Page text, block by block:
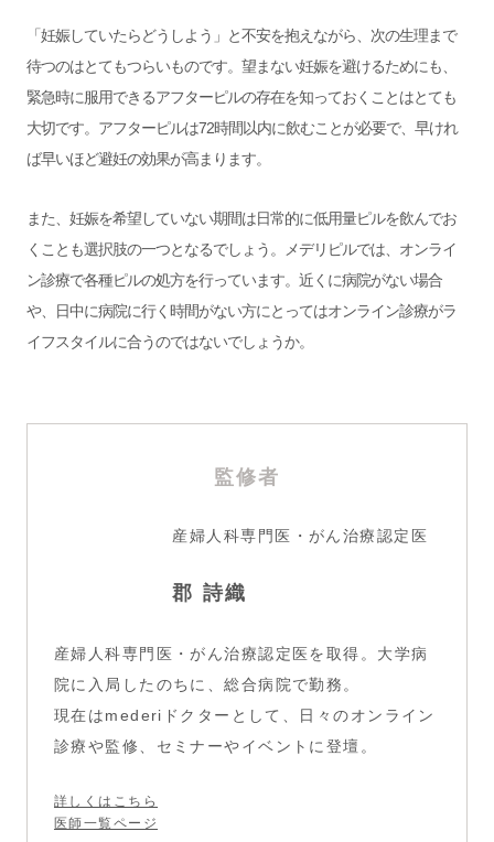
「妊娠していたらどうしよう」と不安を抱えながら、次の生理まで
待つのはとてもつらいものです。望まない妊娠を避けるためにも、
緊急時に服用できるアフターピルの存在を知っておくことはとても
大切です。アフターピルは72時間以内に飲むことが必要で、早けれ
ば早いほど避妊の効果が高まります。
また、妊娠を希望していない期間は日常的に低用量ピルを飲んでお
くことも選択肢の一つとなるでしょう。メデリピルでは、オンライ
ン診療で各種ピルの処方を行っています。近くに病院がない場合
や、日中に病院に行く時間がない方にとってはオンライン診療がラ
イフスタイルに合うのではないでしょうか。
監修者
産婦人科専門医・がん治療認定医
郡 詩織
産婦人科専門医・がん治療認定医を取得。大学病
院に入局したのちに、総合病院で勤務。
現在はmederiドクターとして、日々のオンライン
診療や監修、セミナーやイベントに登壇。
詳しくはこちら
医師一覧ページ